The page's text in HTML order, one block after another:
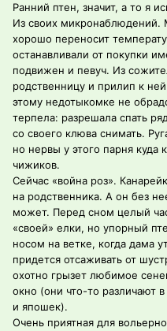
Ранний птен, значит, а то я
Из своих
хорошо переносит
останавливали от покупки
подвижен и певуч. Из
родственницу и прилип к
этому недотыкомке не
терпела: разрешала спать
со своего клюва снимать.
но нервы у этого парня
чижиков.
Сейчас «война роз».
на родственника. А он без
может. Перед сном целый
«своей» елки, но упорный
носом на ветке, когда дама
придется отсаживать от
охотно грызет любимое
окно (они что-то различают
и япошек).
Очень приятная для